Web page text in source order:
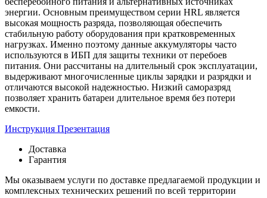
энергии. Основным преимуществом серии HRL является
высокая мощность разряда, позволяющая обеспечить
стабильную работу оборудования при кратковременных
нагрузках. Именно поэтому данные аккумуляторы часто
используются в ИБП для защиты техники от перебоев
питания. Они рассчитаны на длительный срок эксплуатации,
выдерживают многочисленные циклы зарядки и разрядки и
отличаются высокой надежностью. Низкий саморазряд
позволяет хранить батареи длительное время без потери
емкости.
Инструкция Презентация
Доставка
Гарантия
Мы оказываем услуги по доставке предлагаемой продукции и
комплексных технических решений по всей территории